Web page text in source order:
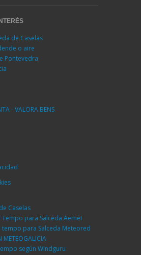
de Caselas
o aire
Pontevedra
- VALORA BENS
Caselas
para Salceda Aemet
tempo para Salceda Meteored
METEOGALICIA
según Windguru